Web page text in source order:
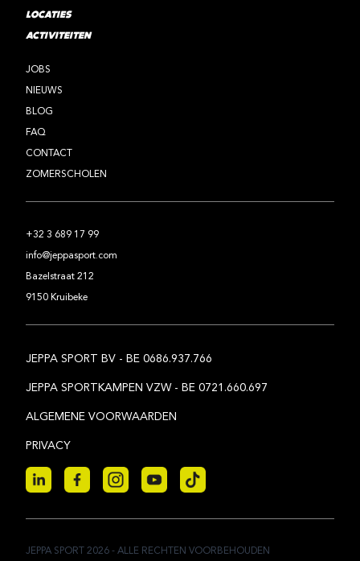
LOCATIES
ACTIVITEITEN
JOBS
NIEUWS
BLOG
FAQ
CONTACT
ZOMERSCHOLEN
+32 3 689 17 99
info@jeppasport.com
Bazelstraat 212
9150 Kruibeke
JEPPA SPORT BV - BE 0686.937.766
JEPPA SPORTKAMPEN VZW - BE 0721.660.697
ALGEMENE VOORWAARDEN
PRIVACY
JEPPA SPORT 2026 - ALLE RECHTEN VOORBEHOUDEN